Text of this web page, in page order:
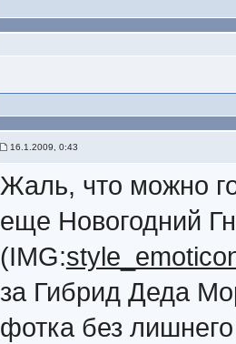
16.1.2009, 0:43
Жаль, что можно
еще Новогодний
(IMG:
за Гибрид Деда
фотка без